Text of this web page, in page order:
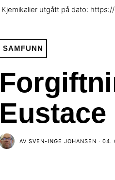
Kjemikalier utgått på dato:
SAMFUNN
AV SVEN-INGE JOHANSEN 04.